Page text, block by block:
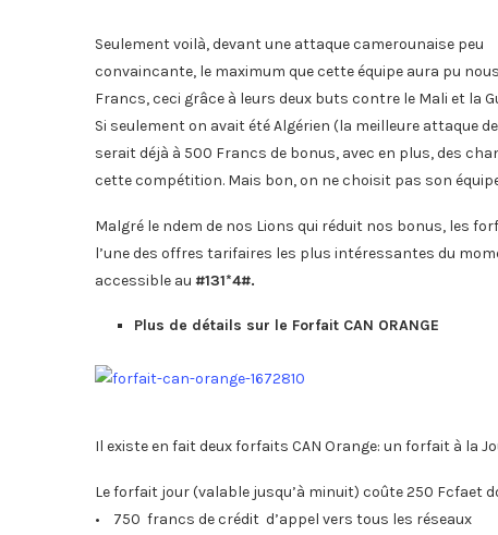
Seulement voilà, devant une attaque camerounaise peu
convaincante, le maximum que cette équipe aura pu
Francs, ceci grâce à leurs deux buts contre le Mali et la
Si seulement on avait été Algérien (la meilleure attaque
serait déjà à 500 Francs de bonus, avec en plus, des
cette compétition. Mais bon, on ne choisit pas son
Malgré le ndem de nos Lions qui réduit nos bonus, les
l’une des offres tarifaires les plus intéressantes du
accessible au #131*4#.
Plus de détails sur le Forfait CAN ORANGE
Il existe en fait deux forfaits CAN Orange: un forfait à la
Le forfait jour (valable jusqu’à minuit) coûte 250 Fcfaet
• 750 francs de crédit d’appel vers tous les réseaux